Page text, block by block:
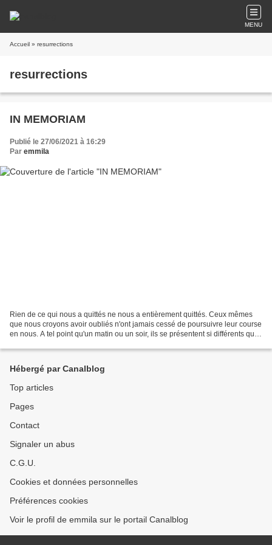
MENU
Accueil » resurrections
resurrections
IN MEMORIAM
Publié le 27/06/2021 à 16:29
Par emmila
Rien de ce qui nous a quittés ne nous a entièrement quittés. Ceux mêmes
que nous croyons avoir oubliés n'ont jamais cessé de poursuivre leur course
en nous. A tel point qu'un matin ou un soir, ils se présentent si différents que
Hébergé par Canalblog
Top articles
Pages
Contact
Signaler un abus
C.G.U.
Cookies et données personnelles
Préférences cookies
Voir le profil de emmila sur le portail Canalblog